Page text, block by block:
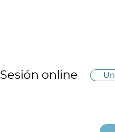
Sesión online